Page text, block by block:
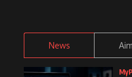
News